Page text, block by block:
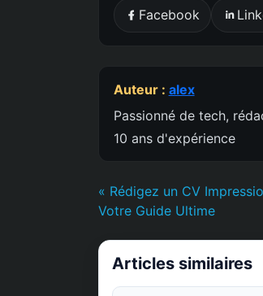
Facebook
Auteur : alex
Passionné de tech,
10 ans d'expérience
« Rédigez un CV
Votre Guide Ultime
Articles similaires